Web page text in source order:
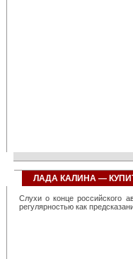
ЛАДА КАЛИНА —
Слухи о конце российского
регулярностью как